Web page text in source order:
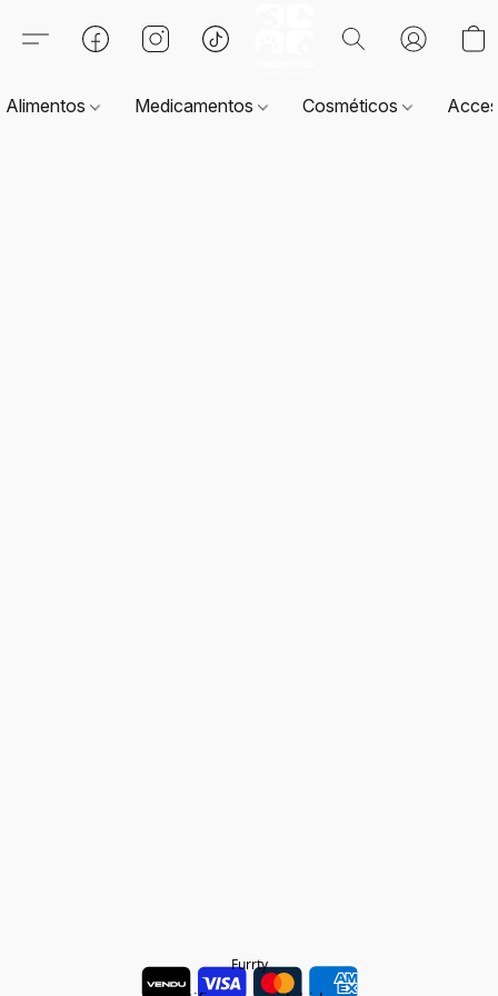
Alimentos Medicamentos Cosméticos
Furrty